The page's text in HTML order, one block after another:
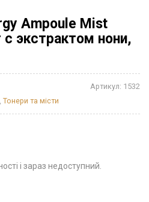
Ampoule Mist
экстрактом нони,
Артикул: 1532
, Тонери та місти
і зараз недоступний.